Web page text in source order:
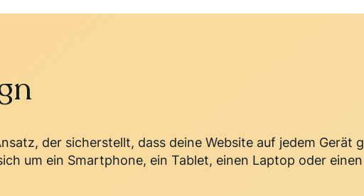
der sicherstellt, dass deine Website auf jedem Gerät
um ein Smartphone, ein Tablet, einen Laptop oder einen